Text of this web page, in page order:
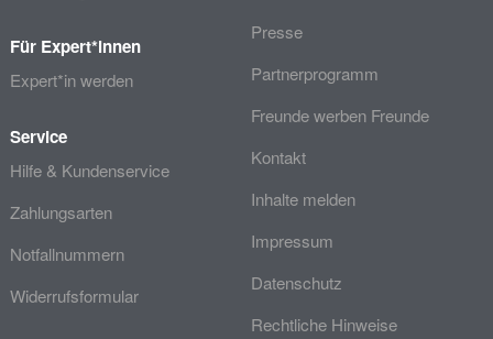
Für Expert*innen
Expert*in werden
Service
Hilfe & Kundenservice
Zahlungsarten
Notfallnummern
Widerrufsformular
Presse
Partnerprogramm
Freunde werben Freunde
Kontakt
Inhalte melden
Impressum
Datenschutz
Rechtliche Hinweise